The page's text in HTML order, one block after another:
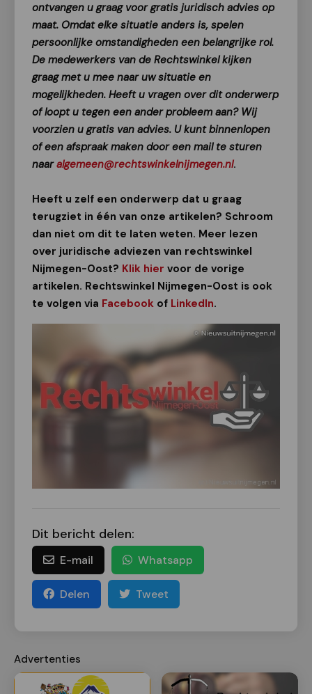
ontvangen u graag voor gratis juridisch advies op
maat. Omdat elke situatie anders is, spelen
persoonlijke omstandigheden een belangrijke rol.
De medewerkers van de Rechtswinkel kijken
graag met u mee naar uw situatie en
mogelijkheden. Heeft u vragen over dit onderwerp
of loopt u tegen een ander probleem aan? Wij
voorzien u gratis van advies. U kunt binnenlopen
of een afspraak maken door een mail te sturen
naaralgemeen@rechtswinkelnijmegen.nl.
Heeft u zelf een onderwerp dat u graag
terugziet in één van onze artikelen? Schroom
dan niet om dit te laten weten. Meer lezen
over juridische adviezen van rechtswinkel
Nijmegen-Oost? Klik hier voor de vorige
artikelen. Rechtswinkel Nijmegen-Oost is ook
te volgen via Facebook of LinkedIn.
Dit bericht delen:
E-mail Whatsapp
Delen Tweet
Advertenties